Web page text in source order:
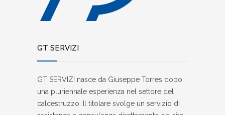
GT SERVIZI
GT SERVIZI nasce da Giuseppe Torres dopo
una pluriennale esperienza nel settore del
calcestruzzo. Il titolare svolge un servizio di